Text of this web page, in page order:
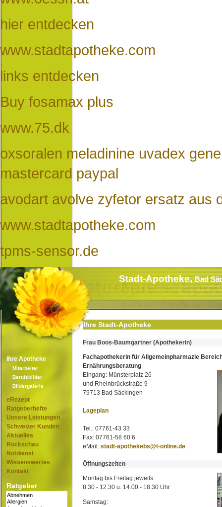
hier entdecken
www.stadtapotheke.com
links entdecken
Buy fosamax plus
www.75.dk
oxsoralen meladinine uvadex
mastercard paypal
avodart avolve zyfetor ersatz aus
www.stadtapotheke.com
tpms-sensor.de
Stadt-Apotheke,Bad
Ihre Apotheke
Mitarbeiter
Berufsbilder
Bildergalerie
eRezept
Ratgeberhefte
Unsere Leistungen
Schweizer Kunden
Aktuelles
Rückschau
Notdienst
Wissenswertes
Kontakt
Ratgeber
Ihre Stadt-Apotheke
Frau Boos-Baumgartner (Apothekerin)
Fachapothekerin für Allgemeinpharmazie
Ernährungsberatung
Eingang: Münsterplatz 26
und Rheinbrückstraße 9
79713 Bad Säckingen
Lageplan
Tel.: 07761-43 33
Fax: 07761-58 60 6
eMail: stadt-apothekebs@t-online.de
Öffnungszeiten
Montag bis Freitag jeweils:
8.30 - 12.30 u. 14.00 - 18.30 Uhr
Samstag: